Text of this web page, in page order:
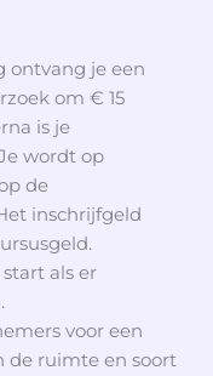
ontvang je een
om € 15
is je
wordt op
de
inschrijfgeld
als er
voor een
de ruimte en soort